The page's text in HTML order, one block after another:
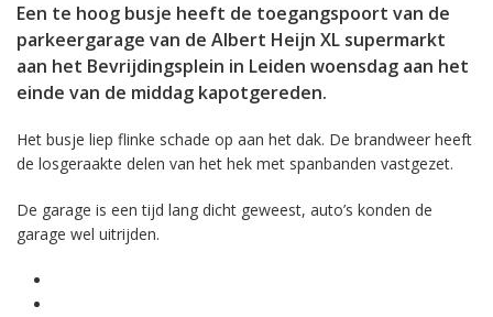
Een te hoog busje heeft de toegangspoort van de
parkeergarage van de Albert Heijn XL supermarkt
aan het Bevrijdingsplein in Leiden woensdag aan het
einde van de middag kapotgereden.
Het busje liep flinke schade op aan het dak. De brandweer heeft
de losgeraakte delen van het hek met spanbanden vastgezet.
De garage is een tijd lang dicht geweest, auto’s konden de
garage wel uitrijden.